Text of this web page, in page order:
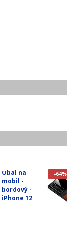
Obal na
mobil -
bordový -
iPhone 12
-64%